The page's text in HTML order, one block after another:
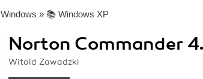
Windows » 📚 Windows XP
Norton Commander
Witold Zawadzki